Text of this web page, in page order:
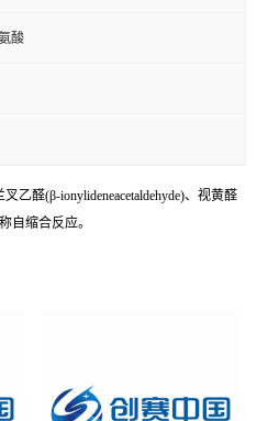
酸
乙醛(β-ionylideneacetaldehyde)、视黄醛
自缩合反应。